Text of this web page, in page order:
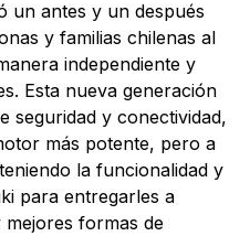
un antes y un después
y familias chilenas al
independiente y
Esta nueva generación
seguridad y conectividad,
más potente, pero a
la funcionalidad y
para entregarles a
formas de